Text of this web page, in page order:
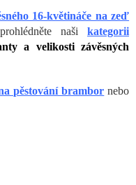
16-květináče na zeď
naši kategorii
a velikosti závěsných
pěstování brambor nebo